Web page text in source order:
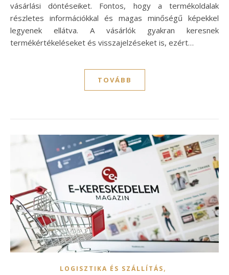
vásárlási döntéseiket. Fontos, hogy a termékoldalak
részletes információkkal és magas minőségű képekkel
legyenek ellátva. A vásárlók gyakran keresnek
termékértékeléseket és visszajelzéseket is, ezért…
TOVÁBB
LOGISZTIKA ÉS SZÁLLÍTÁS,